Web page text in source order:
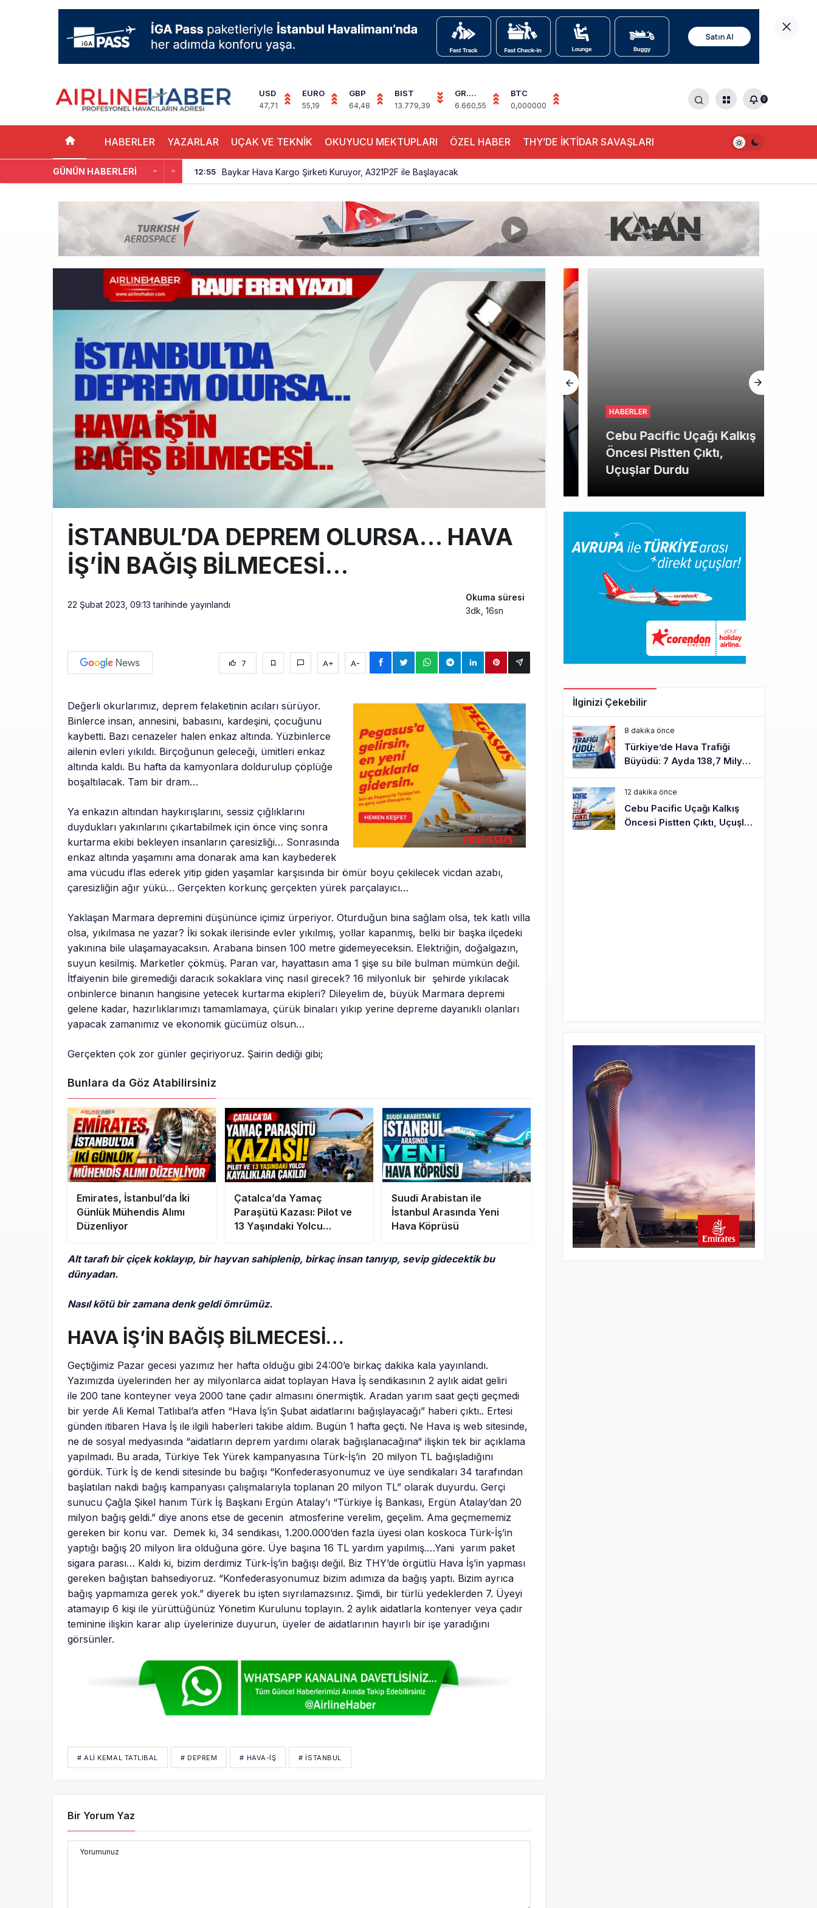
USD
47,71
EURO
55,19
GBP
64,48
BIST
13.779,39
GR.
ALTIN
6.660,55
BTC
0,000000
0
HABERLER YAZARLAR UÇAK VE TEKNİK OKUYUCU MEKTUPLARI ÖZEL HABER THY’DE İKTİDAR SAVAŞLARI
GÜNÜN HABERLERI 12:55 Baykar Hava Kargo Şirketi Kuruyor, A321P2F ile Başlayacak
Cebu Pacific Uçağı Kalkış Öncesi Pistten Çıktı, Uçuşlar Durdu
Turkish Technic’te Yeni Atama: Erdem Engin Göreve Başladı
12:18 THY, Yaklaşık 4,5 Yıl Sonra Minsk’e Yeniden Uçacak
11:58 İstanbul Havalimanı Avrupa’nın En Yoğunu Oldu, Dünyada 7’nciliğe Yükseldi
THY’nin Washington Uçağı Bulgaristan Üzerinden Geri Döndü
10:48 TOLUN P’den Yeni Atış Testi: AKINCI Hedefi Tam İsabetle Vurdu
İSTANBUL’DA DEPREM OLURSA… HAVA
İŞ’İN BAĞIŞ BİLMECESİ…
22 Şubat 2023, 09:13 tarihinde yayınlandı
Okuma süresi
3dk, 16sn
7 A+ A-
Değerli okurlarımız, deprem felaketinin acıları sürüyor.
Binlerce insan, annesini, babasını, kardeşini, çocuğunu
kaybetti. Bazı cenazeler halen enkaz altında. Yüzbinlerce
ailenin evleri yıkıldı. Birçoğunun geleceği, ümitleri enkaz
altında kaldı. Bu hafta da kamyonlara doldurulup çöplüğe
boşaltılacak. Tam bir dram…
Ya enkazın altından haykırışlarını, sessiz çığlıklarını
duydukları yakınlarını çıkartabilmek için önce vinç sonra
kurtarma ekibi bekleyen insanların çaresizliği… Sonrasında
enkaz altında yaşamını ama donarak ama kan kaybederek
ama vücudu iflas ederek yitip giden yaşamlar karşısında bir ömür boyu çekilecek vicdan azabı,
çaresizliğin ağır yükü… Gerçekten korkunç gerçekten yürek parçalayıcı…
Yaklaşan Marmara depremini düşününce içimiz ürperiyor. Oturduğun bina sağlam olsa, tek katlı villa
olsa, yıkılmasa ne yazar? İki sokak ilerisinde evler yıkılmış, yollar kapanmış, belki bir başka ilçedeki
yakınına bile ulaşamayacaksın. Arabana binsen 100 metre gidemeyeceksin. Elektriğin, doğalgazın,
suyun kesilmiş. Marketler çökmüş. Paran var, hayattasın ama 1 şişe su bile bulman mümkün değil.
İtfaiyenin bile giremediği daracık sokaklara vinç nasıl girecek? 16 milyonluk bir şehirde yıkılacak
onbinlerce binanın hangisine yetecek kurtarma ekipleri? Dileyelim de, büyük Marmara depremi
gelene kadar, hazırlıklarımızı tamamlamaya, çürük binaları yıkıp yerine depreme dayanıklı olanları
yapacak zamanımız ve ekonomik gücümüz olsun…
Gerçekten çok zor günler geçiriyoruz. Şairin dediği gibi;
Bunlara da Göz Atabilirsiniz
Emirates, İstanbul’da İki
Günlük Mühendis Alımı
Düzenliyor
Çatalca’da Yamaç
Paraşütü Kazası: Pilot ve
13 Yaşındaki Yolcu
Suudi Arabistan ile
İstanbul Arasında Yeni
Hava Köprüsü
Alt tarafı bir çiçek koklayıp, bir hayvan sahiplenip, birkaç insan tanıyıp, sevip gidecektik bu
dünyadan.
Nasıl kötü bir zamana denk geldi ömrümüz.
HAVA İŞ’İN BAĞIŞ BİLMECESİ…
Geçtiğimiz Pazar gecesi yazımız her hafta olduğu gibi 24:00’e birkaç dakika kala yayınlandı.
Yazımızda üyelerinden her ay milyonlarca aidat toplayan Hava İş sendikasının 2 aylık aidat geliri
ile 200 tane konteyner veya 2000 tane çadır almasını önermiştik. Aradan yarım saat geçti geçmedi
bir yerde Ali Kemal Tatlıbal’a atfen “Hava İş’in Şubat aidatlarını bağışlayacağı” haberi çıktı.. Ertesi
günden itibaren Hava İş ile ilgili haberleri takibe aldım. Bugün 1 hafta geçti. Ne Hava iş web sitesinde,
ne de sosyal medyasında “aidatların deprem yardımı olarak bağışlanacağına“ ilişkin tek bir açıklama
yapılmadı. Bu arada, Türkiye Tek Yürek kampanyasına Türk-İş’in 20 milyon TL bağışladığını
gördük. Türk İş de kendi sitesinde bu bağışı “Konfederasyonumuz ve üye sendikaları 34 tarafından
başlatılan nakdi bağış kampanyası çalışmalarıyla toplanan 20 milyon TL” olarak duyurdu. Gerçi
sunucu Çağla Şikel hanım Türk İş Başkanı Ergün Atalay’ı “Türkiye İş Bankası, Ergün Atalay’dan 20
milyon bağış geldi.” diye anons etse de gecenin atmosferine verelim, geçelim. Ama geçmememiz
gereken bir konu var. Demek ki, 34 sendikası, 1.200.000’den fazla üyesi olan koskoca Türk-İş’in
yaptığı bağış 20 milyon lira olduğuna göre. Üye başına 16 TL yardım yapılmış.…Yani yarım paket
sigara parası… Kaldı ki, bizim derdimiz Türk-İş’in bağışı değil. Biz THY’de örgütlü Hava İş’in yapması
gereken bağıştan bahsediyoruz. “Konfederasyonumuz bizim adımıza da bağış yaptı. Bizim ayrıca
bağış yapmamıza gerek yok.” diyerek bu işten sıyrılamazsınız. Şimdi, bir türlü yedeklerden 7. Üyeyi
atamayıp 6 kişi ile yürüttüğünüz Yönetim Kurulunu toplayın. 2 aylık aidatlarla kontenyer veya çadır
teminine ilişkin karar alıp üyelerinize duyurun, üyeler de aidatlarının hayırlı bir işe yaradığını
görsünler.
# ALI KEMAL TATLIBAL # DEPREM # HAVA-İŞ # İSTANBUL
Bir Yorum Yaz
Yorumunuz
HABERLER
Cebu Pacific Uçağı Kalkış
Öncesi Pistten Çıktı,
Uçuşlar Durdu
İlginizi Çekebilir
8 dakika önce
Türkiye’de Hava Trafiği
Büyüdü: 7 Ayda 138,7 Milyon
Yolcu
12 dakika önce
Cebu Pacific Uçağı Kalkış
Öncesi Pistten Çıktı, Uçuşlar